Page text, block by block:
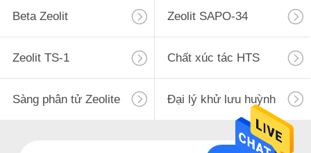
Beta Zeolit Zeolit ​​SAPO-34
Zeolit ​​TS-1 Chất xúc tác HTS
Sàng phân tử Zeolite Đại lý khử lưu huỳnh